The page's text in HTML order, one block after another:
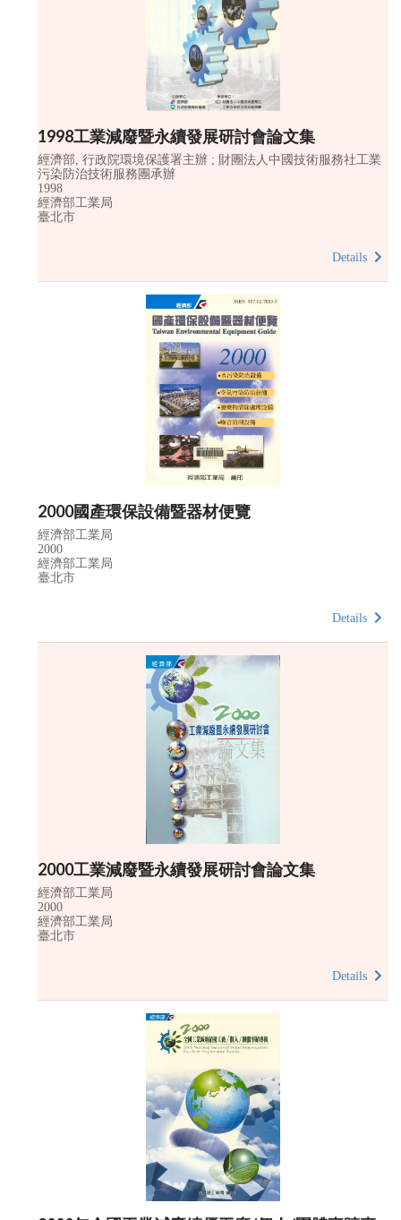
1998工業減廢暨永續發展研討會論文集
經濟部, 行政院環境保護署主辦 ; 財團法人中國技術服務社工業
污染防治技術服務團承辦
1998
經濟部工業局
臺北市
Details
2000國產環保設備暨器材便覽
經濟部工業局
2000
經濟部工業局
臺北市
Details
2000工業減廢暨永續發展研討會論文集
經濟部工業局
2000
經濟部工業局
臺北市
Details